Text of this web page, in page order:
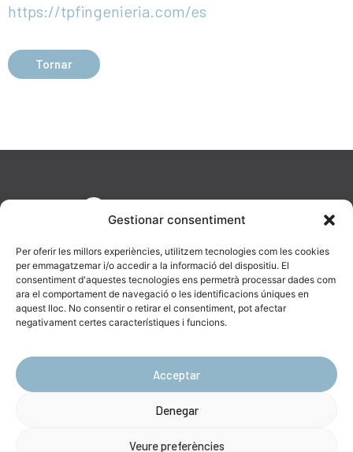
Gestionar consentiment
Per oferir les millors experiències, utilitzem tecnologies com les cookies
per emmagatzemar i/o accedir a la informació del dispositiu. El
consentiment d'aquestes tecnologies ens permetrà processar dades com
ara el comportament de navegació o les identificacions úniques en
aquest lloc. No consentir o retirar el consentiment, pot afectar
negativament certes característiques i funcions.
Acceptar
Denegar
Veure preferències
https://tpfingenieria.com/es
Tornar
AV. Diagonal, 477, 08036 Barcelona
de Cookies